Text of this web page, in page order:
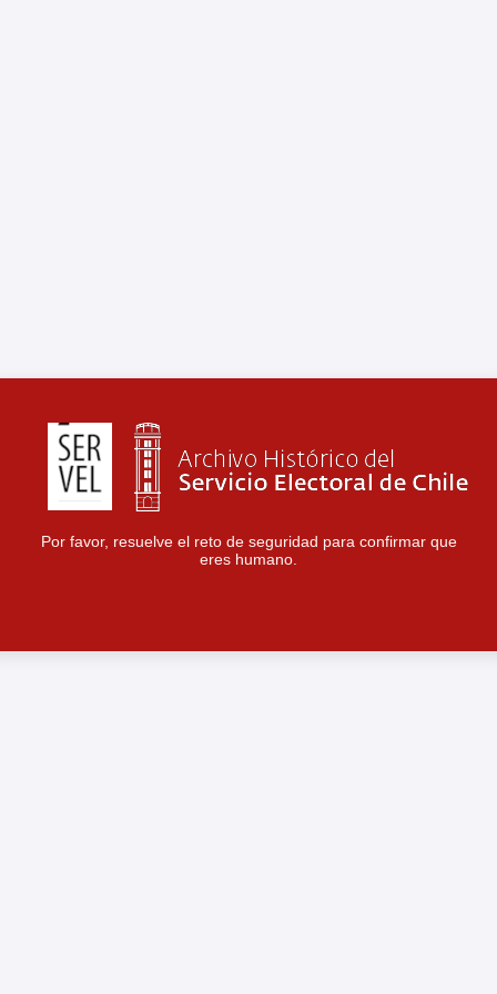
Por favor, resuelve el reto de seguridad para confirmar que
eres humano.